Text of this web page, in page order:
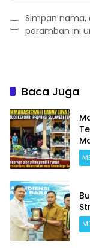
Simpan nama,
peramban ini
Baca Juga